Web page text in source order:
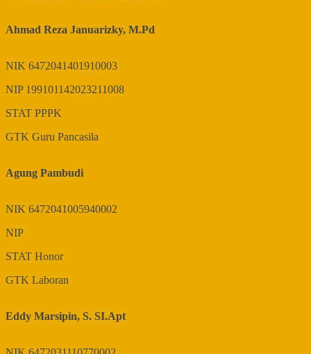
Ahmad Reza Januarizky, M.Pd
NIK 6472041401910003
NIP 199101142023211008
STAT PPPK
GTK Guru Pancasila
Agung Pambudi
NIK 6472041005940002
NIP
STAT Honor
GTK Laboran
Eddy Marsipin, S. SI.Apt